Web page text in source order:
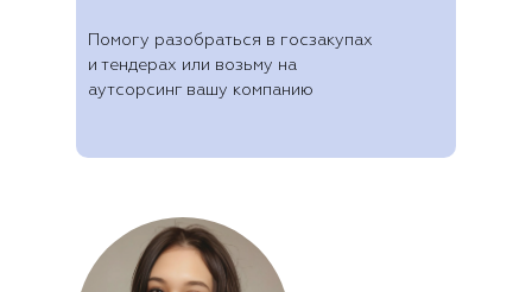
Помогу разобраться в госзакупах
и тендерах или возьму на
аутсорсинг вашу компанию